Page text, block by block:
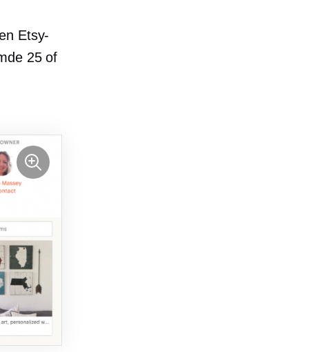
Etsy-
25 of